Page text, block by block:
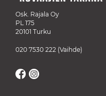
Osk. Rajala Oy
PL 175
20101 Turku
020 7530 222 (Vaihde)